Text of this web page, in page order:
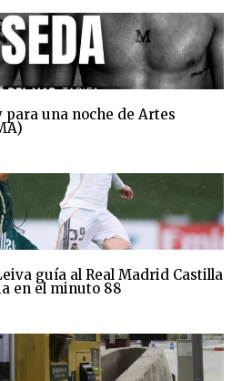
una noche de Artes
guía al Real Madrid Castilla
en el minuto 88